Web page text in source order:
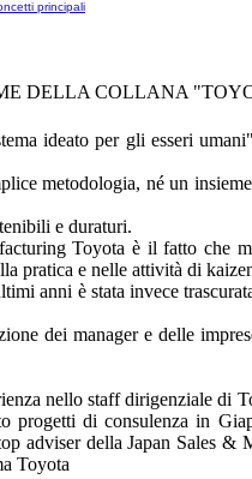
principali
DELLA COLLANA
ideato per gli esseri
metodologia, né un
e duraturi.
Toyota è il fatto che
pratica e nelle attività di
anni è stata invece
dei manager e delle
nello staff dirigenziale di
di consulenza in
adviser della Japan Sales
Toyota